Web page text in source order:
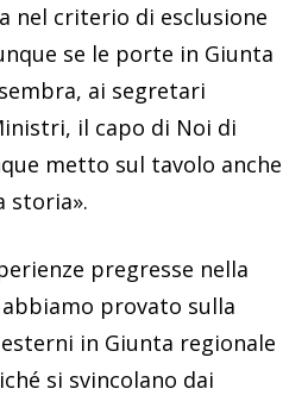
nel criterio di esclusione
se le porte in Giunta
ai segretari
il capo di Noi di
metto sul tavolo anche
storia».
pregresse nella
abbiamo provato sulla
in Giunta regionale
si svincolano dai